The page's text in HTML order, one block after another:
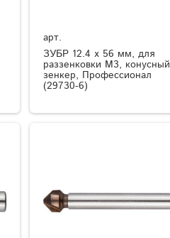
арт.
ЗУБР 12.4 x 56 мм, для
раззенковки М3, конусный
зенкер, Профессионал
(29730-6)